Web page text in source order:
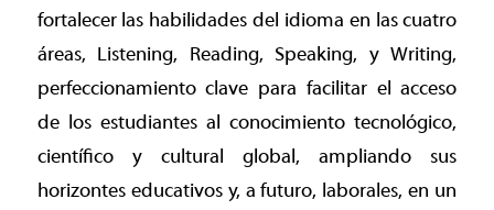
fortalecer las habilidades del idioma en las cuatro
áreas, Listening, Reading, Speaking, y Writing,
perfeccionamiento clave para facilitar el acceso
de los estudiantes al conocimiento tecnológico,
científico y cultural global, ampliando sus
horizontes educativos y, a futuro, laborales, en un